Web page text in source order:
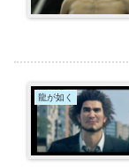
龍が如く